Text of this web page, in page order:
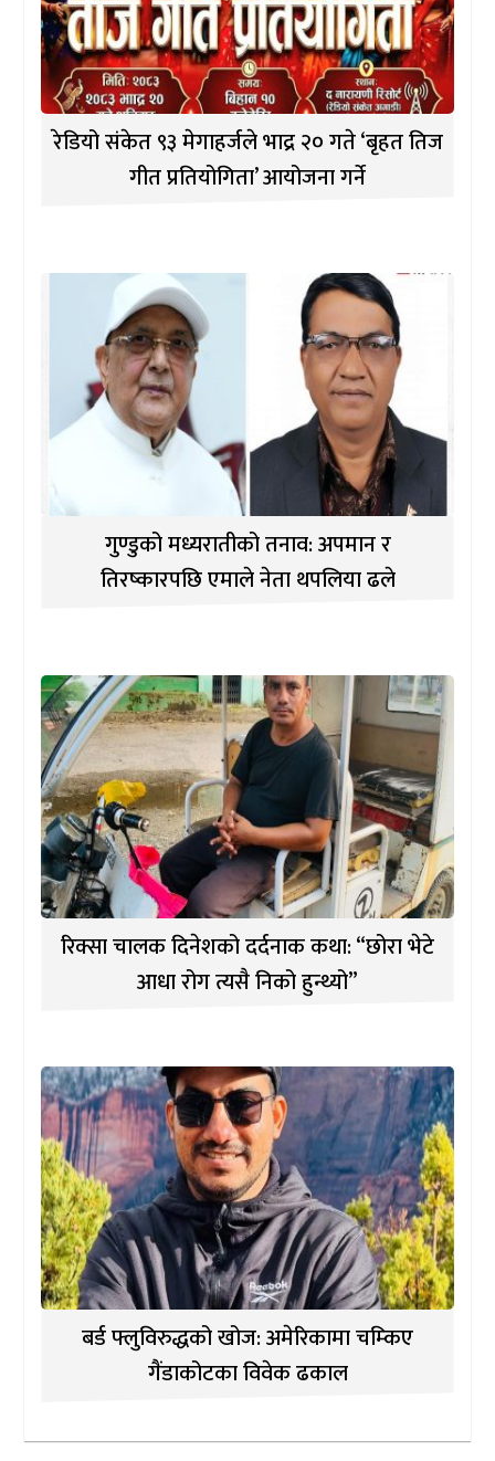
रेडियो संकेत ९३ मेगाहर्जले भाद्र २० गते ‘बृहत तिज
गीत प्रतियोगिता’ आयोजना गर्ने
गुण्डुको मध्यरातीको तनाव: अपमान र
तिरष्कारपछि एमाले नेता थपलिया ढले
रिक्सा चालक दिनेशको दर्दनाक कथा: “छोरा भेटे
आधा रोग त्यसै निको हुन्थ्यो”
बर्ड फ्लुविरुद्धको खोज: अमेरिकामा चम्किए
गैंडाकोटका विवेक ढकाल